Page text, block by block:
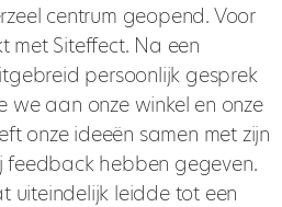
centrum geopend. Voor
met Siteffect. Na een
persoonlijk gesprek
we aan onze winkel en onze
onze ideeën samen met zijn
hebben gegeven.
uiteindelijk leidde tot een